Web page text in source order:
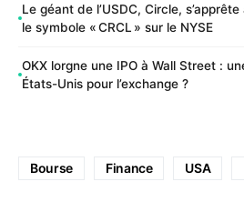
Le géant de l’USDC, Circle,
le symbole « CRCL » sur le NYSE
OKX lorgne une IPO à Wall Street :
États-Unis pour l’exchange ?
Bourse Finance USA